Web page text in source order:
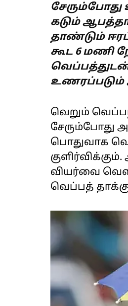
சேரும்போது
கடும்
தாண்டும்
கூட 6 மணி
வெப்பத்துடன்
உணரப்படும்
வெறும்
சேரும்போது
பொதுவாக
வியர்வை
வெப்பத் தாக்கு